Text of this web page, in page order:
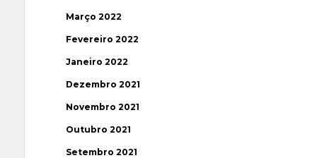
Março 2022
Fevereiro 2022
Janeiro 2022
Dezembro 2021
Novembro 2021
Outubro 2021
Setembro 2021